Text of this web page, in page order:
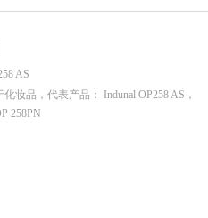
AS
妆品，代表产品： Indunal OP258 AS，
258PN